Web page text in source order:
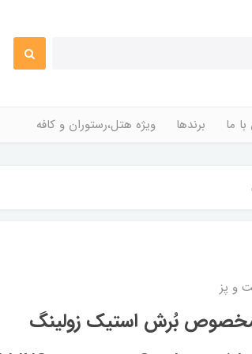
ما برندها ویژه هتل،رستوران و کافه
و پز
مخصوص بُرش استیک زولینگ